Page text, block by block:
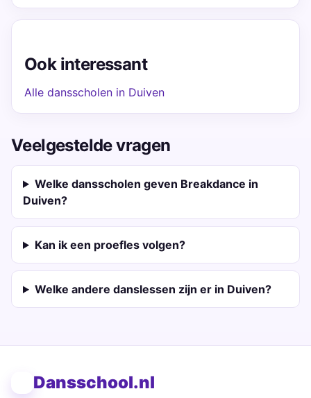
Ook interessant
Alle dansscholen in Duiven
Veelgestelde vragen
Welke dansscholen geven Breakdance in
Duiven?
Kan ik een proefles volgen?
Welke andere danslessen zijn er in Duiven?
Dansschool.nl